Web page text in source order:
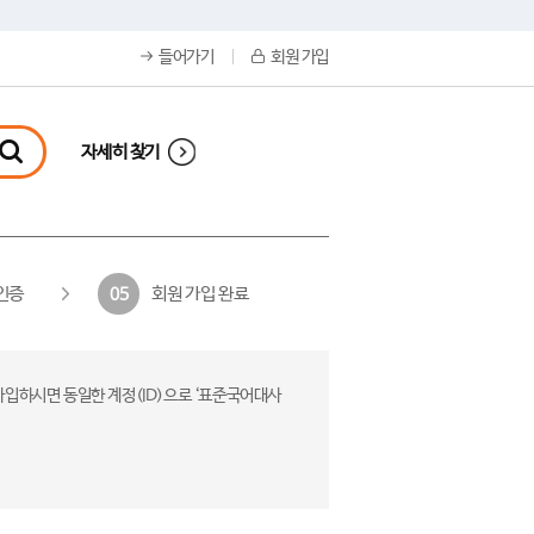
들어가기 회원 가입
자세히 찾기
증 05 회원 가입 완료
하시면 동일한 계정(ID)으로 ‘표준국어대사